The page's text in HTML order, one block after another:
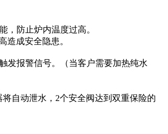
，防止炉内温度过高。
造成安全隐患。
发报警信号。（当客户需要加热纯水
自动泄水，2个安全阀达到双重保险的